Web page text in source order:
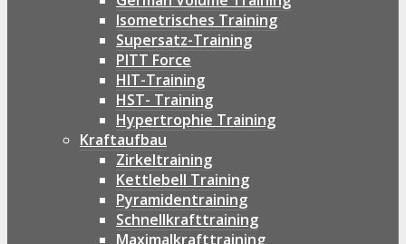
Isometrisches Training
Supersatz-Training
PITT Force
HIT-Training
HST- Training
Hypertrophie Training
Kraftaufbau
Zirkeltraining
Kettlebell Training
Pyramidentraining
Schnellkrafttraining
Maximalkrafttraining